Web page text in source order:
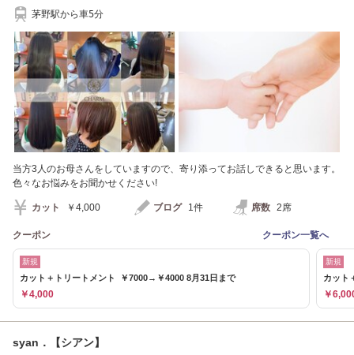
茅野駅から車5分
当方3人のお母さんをしていますので、寄り添ってお話しできると思います。
色々なお悩みをお聞かせください!
カット ￥4,000 ブログ 1件 席数 2席
クーポン クーポン一覧へ
新規
カット＋トリートメント ￥7000→￥4000 8月31日まで
￥4,000
新規
カット
￥
syan．【シアン】